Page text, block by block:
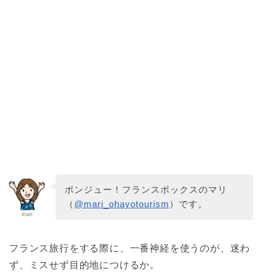
mari
ボンジュー！フランスボックスのマリ
（ @mari_ohayotourism ）です。
フランス旅行をする際に、一番神経を使うのが、迷わ
ず、ミスせず目的地につけるか。